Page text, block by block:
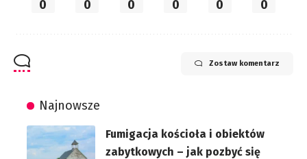
0 0 0 0 0 0
Zostaw komentarz
Najnowsze
Fumigacja kościoła i obiektów
zabytkowych – jak pozbyć się